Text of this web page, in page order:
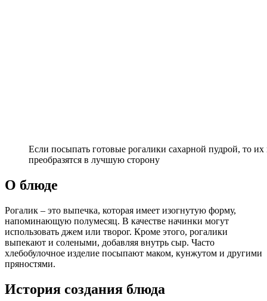
Если посыпать готовые рогалики сахарной пудрой, то
преобразятся в лучшую сторону
О блюде
Рогалик – это выпечка, которая имеет изогнутую форму,
напоминающую полумесяц. В качестве начинки могут
использовать джем или творог. Кроме этого, рогалики
выпекают и солеными, добавляя внутрь сыр. Часто
хлебобулочное изделие посыпают маком, кунжутом и другими
пряностями.
История создания блюда